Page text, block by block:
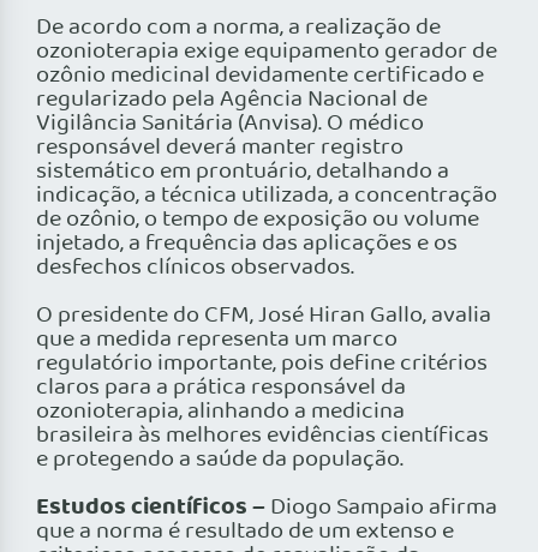
De acordo com a norma, a realização de
ozonioterapia exige equipamento gerador de
ozônio medicinal devidamente certificado e
regularizado pela Agência Nacional de
Vigilância Sanitária (Anvisa). O médico
responsável deverá manter registro
sistemático em prontuário, detalhando a
indicação, a técnica utilizada, a concentração
de ozônio, o tempo de exposição ou volume
injetado, a frequência das aplicações e os
desfechos clínicos observados.
O presidente do CFM, José Hiran Gallo, avalia
que a medida representa um marco
regulatório importante, pois define critérios
claros para a prática responsável da
ozonioterapia, alinhando a medicina
brasileira às melhores evidências científicas
e protegendo a saúde da população.
Estudos científicos –Diogo Sampaio afirma
que a norma é resultado de um extenso e